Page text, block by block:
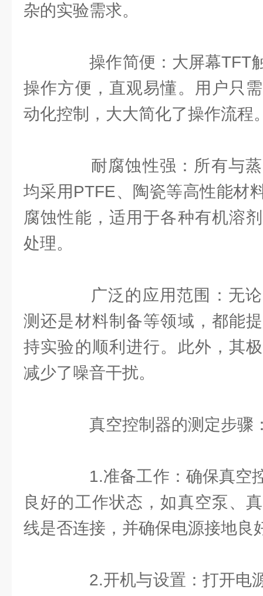
杂的实验需求。
操作简便：大屏幕TFT
操作方便，直观易懂。用户只
动化控制，大大简化了操作流程
耐腐蚀性强：所有与蒸
均采用PTFE、陶瓷等高性能材
腐蚀性能，适用于各种有机溶
处理。
广泛的应用范围：无论
测还是材料制备等领域，都能
持实验的顺利进行。此外，其
减少了噪音干扰。
真空控制器的测定步骤
1.准备工作：确保真空
良好的工作状态，如真空泵、
线是否连接，并确保电源接地良
2.开机与设置：打开电